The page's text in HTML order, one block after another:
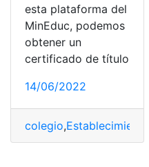
esta plataforma del
MinEduc, podemos
obtener un
certificado de título
14/06/2022
colegio,Establecimientos